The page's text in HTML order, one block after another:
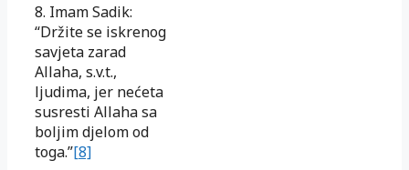
8. Imam Sadik:
“Držite se iskrenog
savjeta zarad
Allaha, s.v.t.,
ljudima, jer nećeta
susresti Allaha sa
boljim djelom od
toga.”[8]